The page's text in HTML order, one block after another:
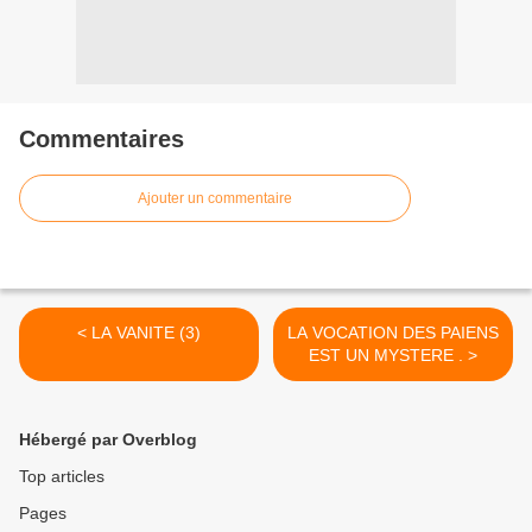
Commentaires
Ajouter un commentaire
< LA VANITE (3)
LA VOCATION DES PAIENS
EST UN MYSTERE . >
Hébergé par Overblog
Top articles
Pages